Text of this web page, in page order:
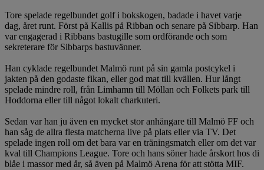
Tore spelade regelbundet golf i bokskogen, badade i havet varje
dag, året runt. Först på Kallis på Ribban och senare på Sibbarp. Han
var engagerad i Ribbans bastugille som ordförande och som
sekreterare för Sibbarps bastuvänner.
Han cyklade regelbundet Malmö runt på sin gamla postcykel i
jakten på den godaste fikan, eller god mat till kvällen. Hur långt
spelade mindre roll, från Limhamn till Möllan och Folkets park till
Hoddorna eller till något lokalt charkuteri.
Sedan var han ju även en mycket stor anhängare till Malmö FF och
han såg de allra flesta matcherna live på plats eller via TV. Det
spelade ingen roll om det bara var en träningsmatch eller om det var
kval till Champions League. Tore och hans söner hade årskort hos di
blåe i massor med år, så även på Malmö Arena för att stötta MIF.